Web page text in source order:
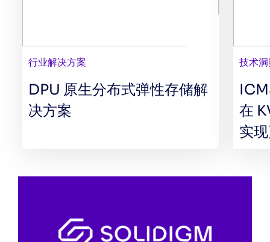
行业解决方案
DPU 原生分布式弹性存储解
决方案
技术
在
实